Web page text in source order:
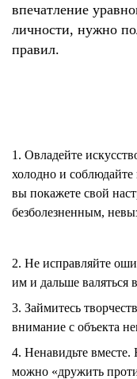
впечатление
личности, нужно
правил.
1. Овладейте
холодно и соблюдайте
вы покажете свой
безболезненным,
2. Не исправляйте
им и дальше валяться
3. Займитесь
внимание с объекта
4. Ненавидьте вместе.
можно «дружить